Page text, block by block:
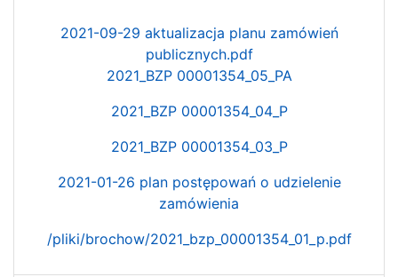
2021-09-29 aktualizacja planu zamówień
publicznych.pdf
2021_BZP 00001354_05_PA
2021_BZP 00001354_04_P
2021_BZP 00001354_03_P
2021-01-26 plan postępowań o udzielenie
zamówienia
/pliki/brochow/2021_bzp_00001354_01_p.pdf